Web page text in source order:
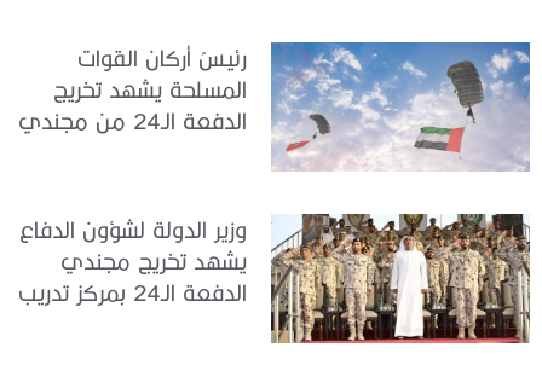
رئيسُ أركان القوات
المسلحة يشهد تخريج
الدفعة الـ24 من مجندي
وزير الدولة لشؤون الدفاع
يشهد تخريج مجندي
الدفعة الـ24 بمركز تدريب